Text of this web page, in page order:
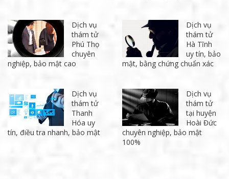
Dịch vụ
thám tử
Phú Thọ
chuyên
nghiệp, bảo mật cao
Dịch vụ
thám tử
Hà Tĩnh
uy tín, bảo
mật, bằng chứng chuẩn xác
Dịch vụ
thám tử
Thanh
Hóa uy
tín, điều tra nhanh, bảo mật
Dịch vụ
thám tử
tại huyện
Hoài Đức
chuyên nghiệp, bảo mật
100%